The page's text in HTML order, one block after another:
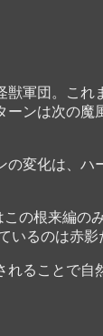
軍団。こ
ンは次の
変化は、
の根来編の
るのは赤影
ることで自